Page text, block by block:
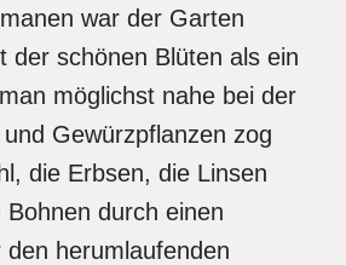
war der Garten
der schönen Blüten als ein
möglichst nahe bei der
Gewürzpflanzen zog
die Erbsen, die Linsen
Bohnen durch einen
den herumlaufenden